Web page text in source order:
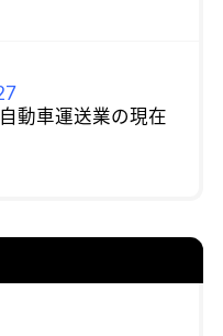
動車運送業の現在